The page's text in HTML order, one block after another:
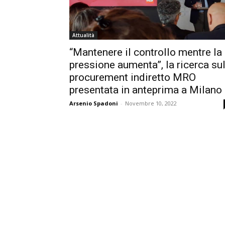
Attualità
“Mantenere il controllo mentre la
pressione aumenta”, la ricerca sul
procurement indiretto MRO
presentata in anteprima a Milano
Arsenio Spadoni - Novembre 10, 2022